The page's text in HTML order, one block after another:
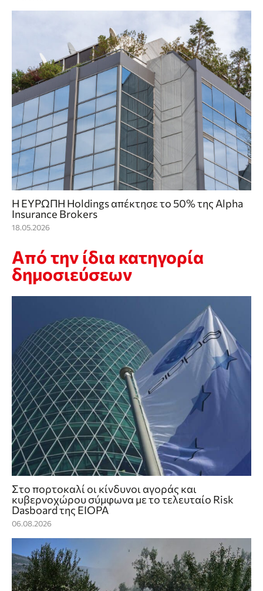
Η ΕΥΡΩΠΗ Holdings απέκτησε το 50% της Alpha
Insurance Brokers
18.05.2026
Από την ίδια κατηγορία
δημοσιεύσεων
Στο πορτοκαλί οι κίνδυνοι αγοράς και
κυβερνοχώρου σύμφωνα με το τελευταίο Risk
Dasboard της EIOPA
06.08.2026